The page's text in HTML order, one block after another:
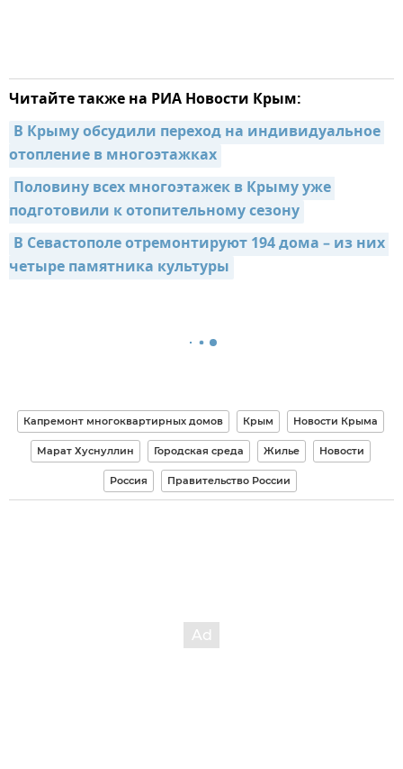
Читайте также на РИА Новости Крым:
В Крыму обсудили переход на индивидуальное
отопление в многоэтажках
Половину всех многоэтажек в Крыму уже
подготовили к отопительному сезону
В Севастополе отремонтируют 194 дома – из них
четыре памятника культуры
Капремонт многоквартирных домов Крым Новости Крыма
Марат Хуснуллин Городская среда Жилье Новости
Россия Правительство России